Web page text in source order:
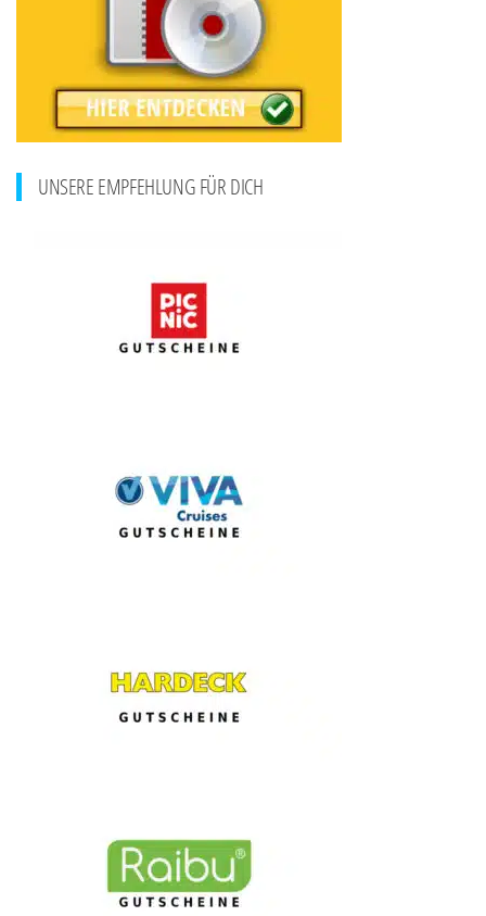
UNSERE EMPFEHLUNG FÜR DICH